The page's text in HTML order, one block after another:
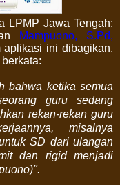
LPMP Jawa Tengah:
Mampuono, S.Pd,
aplikasi ini dibagikan,
bahwa ketika semua
guru sedang
rekan-rekan guru
misalnya
SD dari ulangan
dan rigid menjadi